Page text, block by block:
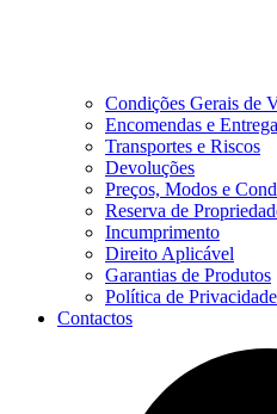
Condições Gerais de
Encomendas e
Transportes e Riscos
Devoluções
Preços, Modos e
Reserva de
Incumprimento
Direito Aplicável
Garantias de Produtos
Política de Privacidade
Contactos